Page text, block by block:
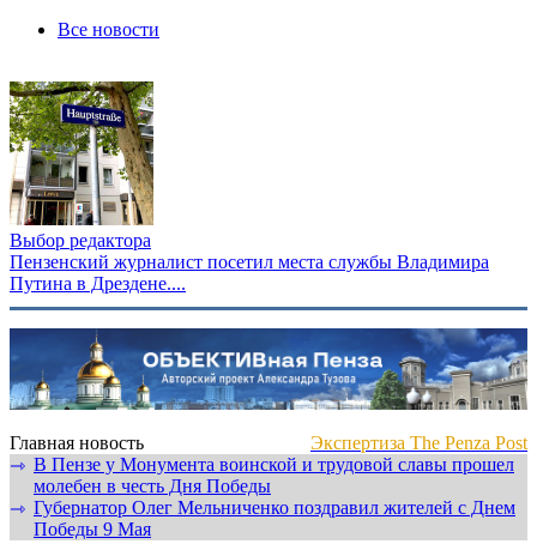
Все новости
Выбор редактора
Пензенский журналист посетил места службы Владимира
Путина в Дрездене....
Главная новость
Экспертиза The Penza Post
⇾ В Пензе у Монумента воинской и трудовой славы прошел
молебен в честь Дня Победы
⇾ Губернатор Олег Мельниченко поздравил жителей с Днем
Победы 9 Мая